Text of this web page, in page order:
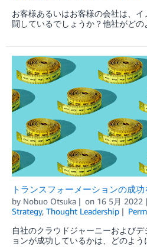
お客様あるいはお客様の会社は、
闘しているでしょうか？他社がど
トランスフォーメーションの成
by Nobuo Otsuka on 16 5月 2022
Strategy, Thought Leadership
自社のクラウドジャーニーおよび
ョンが成功しているかは、どのよ